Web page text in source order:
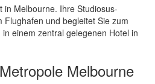
in Melbourne. Ihre Studiosus-
Flughafen und begleitet Sie zum
einem zentral gelegenen Hotel in
Melbourne